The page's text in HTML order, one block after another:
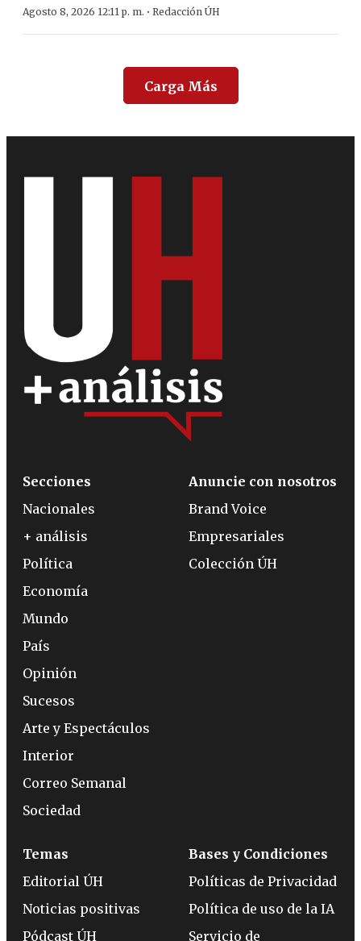
Agosto 8, 2026 12:11 p. m. · Redacción ÚH
Carga Más
Secciones
Nacionales
+ análisis
Política
Economía
Mundo
País
Opinión
Sucesos
Arte y Espectáculos
Interior
Correo Semanal
Sociedad
Anuncie con nosotros
Brand Voice
Empresariales
Colección ÚH
Temas
Editorial ÚH
Noticias positivas
Pódcast ÚH
Bases y Condiciones
Políticas de Privacidad
Política de uso de la IA
Servicio de